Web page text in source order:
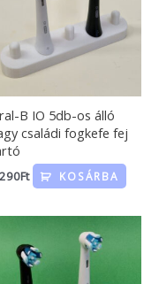
B IO 5db-os álló
családi fogkefe fej
Ft KOSÁRBA